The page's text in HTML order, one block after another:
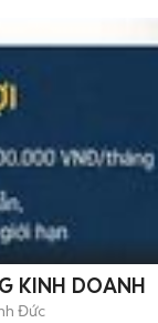
KINH DOANH
Đức